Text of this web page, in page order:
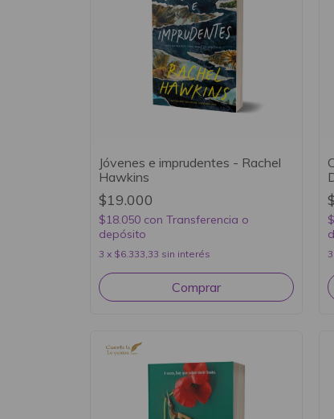
Jóvenes e imprudentes - Rachel
Hawkins
$19.000
$18.050 con Transferencia o
depósito
3 x $6.333,33 sin interés 3